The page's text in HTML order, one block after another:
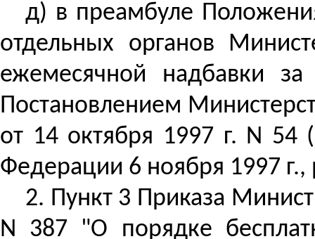
д) в преамбуле
отдельных органов
ежемесячной надбавки
Постановлением
от 14 октября 1997 г. N 54
Федерации 6 ноября 1997
2. Пункт 3 Приказа
N 387 "О порядке